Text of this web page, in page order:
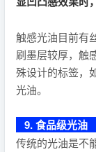
触感光油目前有
刷墨层较厚，触
殊设计的标签，
光油。
9. 食品级光油
传统的光油是不